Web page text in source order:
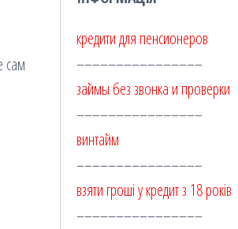
сам
кредити для пенсионеров
––––––––––––––––
займы без звонка и проверки
––––––––––––––––
винтайм
––––––––––––––––
взяти гроші у кредит з 18 років
––––––––––––––––